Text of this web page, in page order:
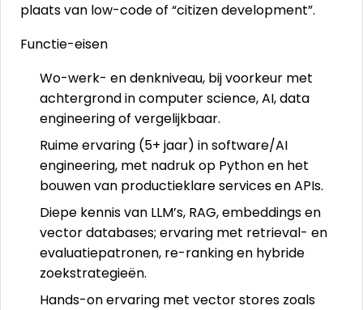
plaats van low-code of “citizen development”.
Functie-eisen
Wo-werk- en denkniveau, bij voorkeur met
achtergrond in computer science, AI, data
engineering of vergelijkbaar.
Ruime ervaring (5+ jaar) in software/AI
engineering, met nadruk op Python en het
bouwen van productieklare services en APIs.
Diepe kennis van LLM’s, RAG, embeddings en
vector databases; ervaring met retrieval- en
evaluatiepatronen, re-ranking en hybride
zoekstrategieën.
Hands-on ervaring met vector stores zoals